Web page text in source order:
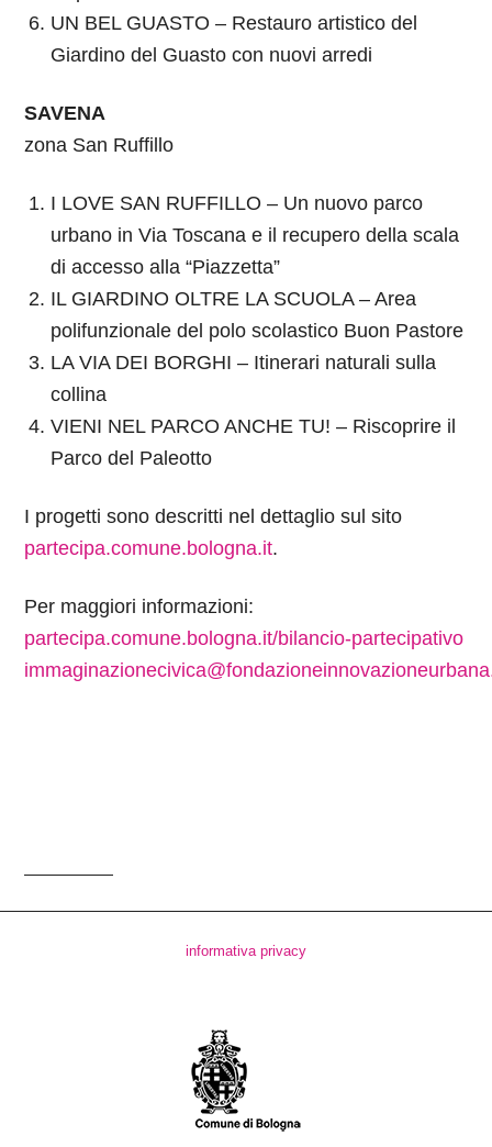
UN BEL GUASTO – Restauro artistico del
Giardino del Guasto con nuovi arredi
SAVENA
zona San Ruffillo
I LOVE SAN RUFFILLO – Un nuovo parco
urbano in Via Toscana e il recupero della scala
di accesso alla “Piazzetta”
IL GIARDINO OLTRE LA SCUOLA – Area
polifunzionale del polo scolastico Buon Pastore
LA VIA DEI BORGHI – Itinerari naturali sulla
collina
VIENI NEL PARCO ANCHE TU! – Riscoprire il
Parco del Paleotto
I progetti sono descritti nel dettaglio sul sito
partecipa.comune.bologna.it.
Per maggiori informazioni:
partecipa.comune.bologna.it/bilancio-partecipativo
informativa privacy